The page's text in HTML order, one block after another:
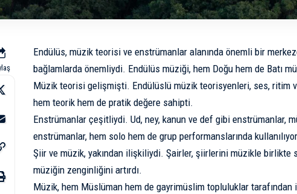
Endülüs, müzik teorisi ve enstrümanlar alanında önemli bir
bağlamlarda önemliydi. Endülüs müziği, hem Doğu hem de Batı
Müzik teorisi gelişmişti. Endülüslü müzik teorisyenleri, ses, ritim
hem teorik hem de pratik değere sahipti.
Enstrümanlar çeşitliydi. Ud, ney, kanun ve def gibi enstrümanlar,
enstrümanlar, hem solo hem de grup performanslarında
Şiir ve müzik, yakından ilişkiliydi. Şairler, şiirlerini müzikle birlikte
müziğin zenginliğini artırdı.
Müzik, hem Müslüman hem de gayrimüslim topluluklar